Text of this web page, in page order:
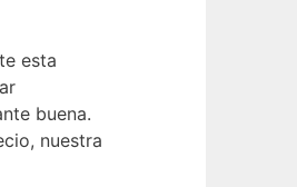
esta
buena.
nuestra